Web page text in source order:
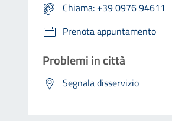
Chiama: +39 0976 94611
Prenota appuntamento
Problemi in città
Segnala disservizio